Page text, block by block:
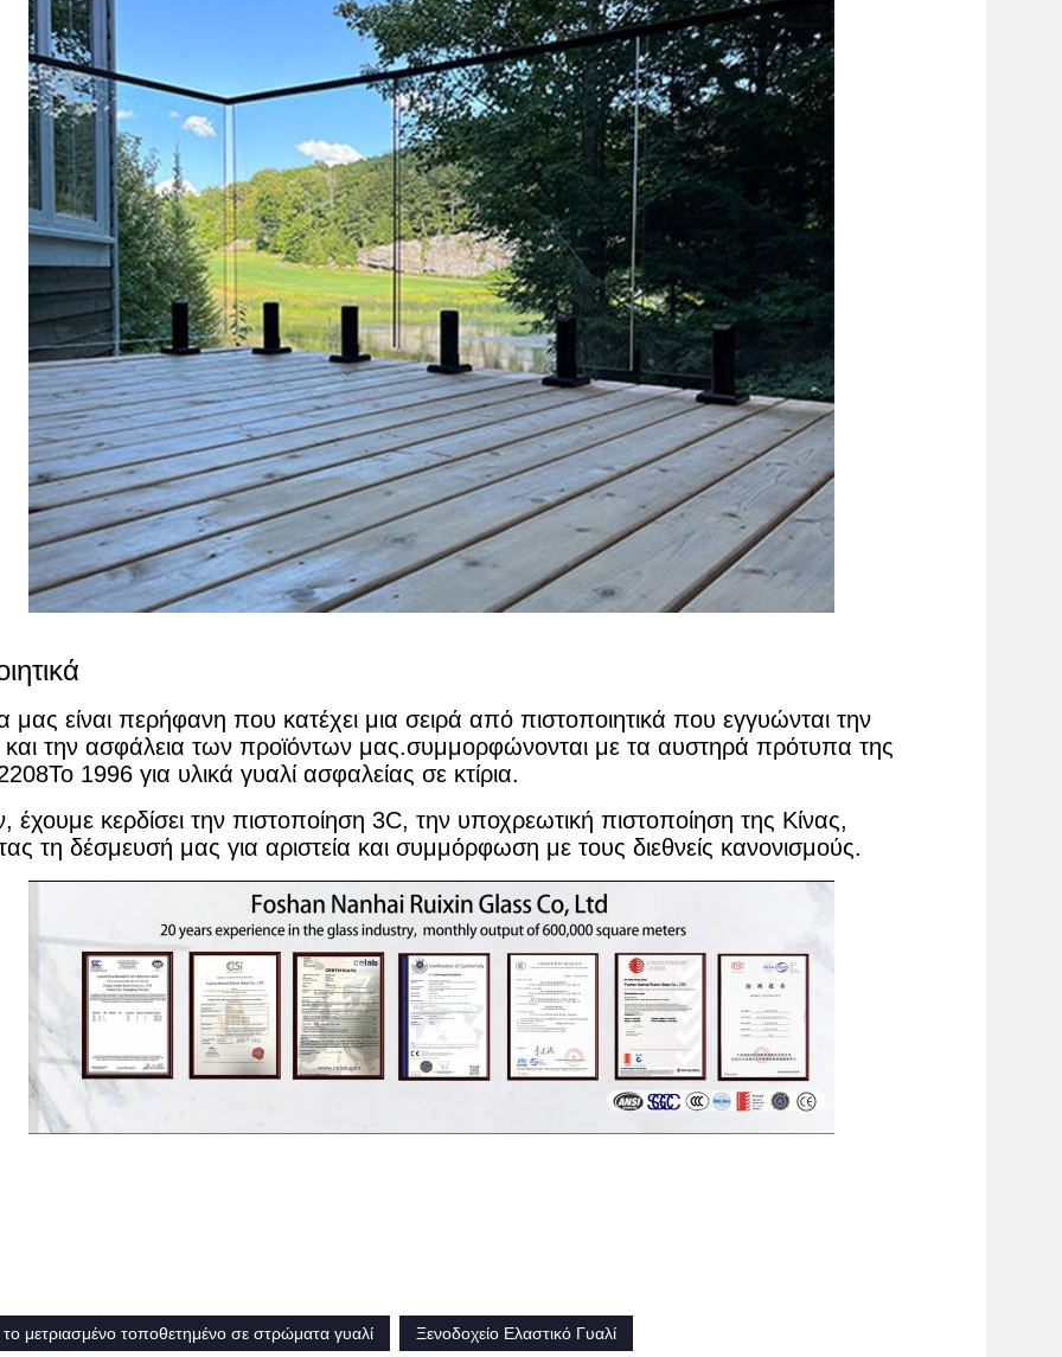
μας είναι περήφανη που κατέχει μια σειρά από πιστοποιητικά που εγγυώνται την
και την ασφάλεια των προϊόντων μας.συμμορφώνονται με τα αυστηρά πρότυπα της
1996 για υλικά γυαλί ασφαλείας σε κτίρια.
έχουμε κερδίσει την πιστοποίηση 3C, την υποχρεωτική πιστοποίηση της Κίνας,
τη δέσμευσή μας για αριστεία και συμμόρφωση με τους διεθνείς κανονισμούς.
το μετριασμένο τοποθετημένο σε στρώματα γυαλί
Ξενοδοχείο Ελαστικό Γυαλί